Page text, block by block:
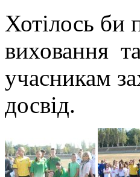
Хотілось би
виховання
учасникам
досвід.